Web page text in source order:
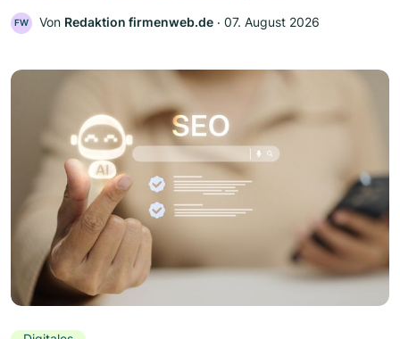
FW Von Redaktion firmenweb.de ‧ 07. August 2026